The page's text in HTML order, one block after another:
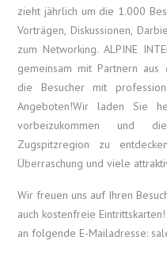
zieht jährlich um die 1.000
Vorträgen, Diskussionen,
zum Networking. ALPINE
gemeinsam mit Partnern
die Besucher mit
Angeboten!Wir laden Sie
vorbeizukommen und
Zugspitzregion zu
Überraschung und viele
Wir freuen uns auf Ihren
auch kostenfreie
an folgende E-Mailadresse: